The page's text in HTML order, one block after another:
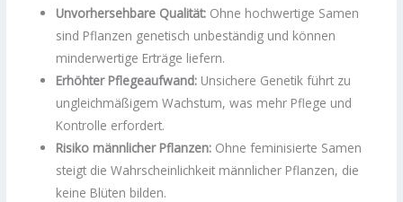
Unvorhersehbare Qualität: Ohne hochwertige Samen
sind Pflanzen genetisch unbeständig und können
minderwertige Erträge liefern.
Erhöhter Pflegeaufwand: Unsichere Genetik führt zu
ungleichmäßigem Wachstum, was mehr Pflege und
Kontrolle erfordert.
Risiko männlicher Pflanzen: Ohne feminisierte Samen
steigt die Wahrscheinlichkeit männlicher Pflanzen, die
keine Blüten bilden.